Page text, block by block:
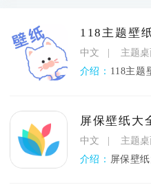
118主题壁
中文 主题
介绍： 118主题壁纸
屏保壁纸大
中文 主题
介绍： 屏保壁纸大全